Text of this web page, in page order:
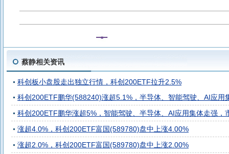
蔡静相关资讯
科创板小盘股走出独立行情，科创200ETF拉升2.5%
科创200ETF鹏华(588240)涨超5.1%，半导体、智能驾驶、AI应用
科创200ETF鹏华涨超5%，智能驾驶、半导体、AI应用集体走强，
涨超4.0%，科创200ETF富国(589780)盘中上涨4.00%
涨超2.0%，科创200ETF富国(589780)盘中上涨2.00%